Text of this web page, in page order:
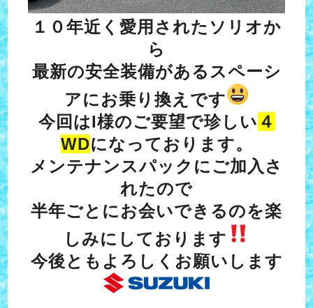
１０年近く愛用されたソリオか
ら
最新の安全装備があるスペーシ
アにお乗り換えです
今回はI様のご要望で珍しい ４
WDになっております。
メンテナンスパックにご加入さ
れたので
半年ごとにお会いできるのを楽
しみにしております
今後ともよろしくお願いします